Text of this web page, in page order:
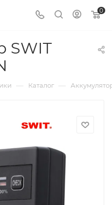
0
SWIT
— Каталог —